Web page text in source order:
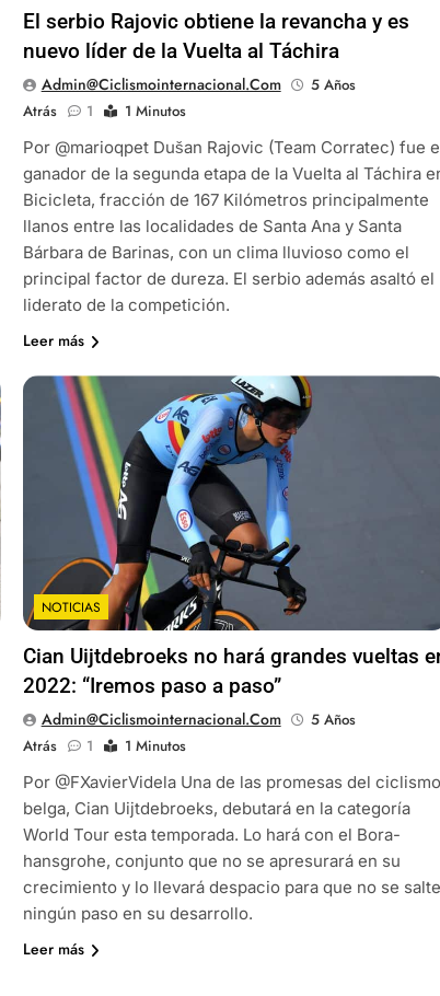
El serbio Rajovic obtiene la revancha y es
nuevo líder de la Vuelta al Táchira
Admin@ciclismointernacional.com
5 Años
Atrás
1
1 Minutos
Por @marioqpet Dušan Rajovic (Team Corratec) fue
ganador de la segunda etapa de la Vuelta al Táchira
Bicicleta, fracción de 167 Kilómetros principalmente
llanos entre las localidades de Santa Ana y Santa
Bárbara de Barinas, con un clima lluvioso como el
principal factor de dureza. El serbio además asaltó el
liderato de la competición.
Leer más
NOTICIAS
Cian Uijtdebroeks no hará grandes vueltas
2022: “Iremos paso a paso”
Admin@ciclismointernacional.com
5 Años
Atrás
1
1 Minutos
Por @FXavierVidela Una de las promesas del ciclismo
belga, Cian Uijtdebroeks, debutará en la categoría
World Tour esta temporada. Lo hará con el Bora-
hansgrohe, conjunto que no se apresurará en su
crecimiento y lo llevará despacio para que no se salte
ningún paso en su desarrollo.
Leer más